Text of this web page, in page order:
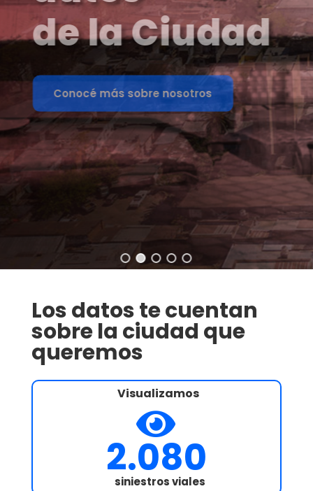
Ingresar
Los datos te cuentan
sobre la ciudad que
queremos
Visualizamos

2.080
siniestros viales